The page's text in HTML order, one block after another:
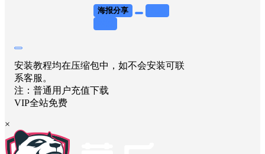
海报分享
安装教程均在压缩包中，如不会安装可联
系客服。
注：普通用户充值下载
VIP全站免费
×